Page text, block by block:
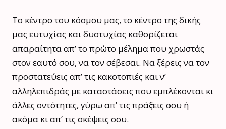
Το κέντρο του κόσμου μας, το κέντρο της δικής
μας ευτυχίας και δυστυχίας καθορίζεται
απαραίτητα απ’ το πρώτο μέλημα που χρωστάς
στον εαυτό σου, να τον σέβεσαι. Να ξέρεις να τον
προστατεύεις απ’ τις κακοτοπιές και ν’
αλληλεπιδράς με καταστάσεις που εμπλέκονται κι
άλλες οντότητες, γύρω απ’ τις πράξεις σου ή
ακόμα κι απ’ τις σκέψεις σου.